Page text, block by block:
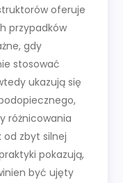
oferuje
przypadków
gdy
stosować
ukazują się
różnicowania
od zbyt silnej
pokazują,
być ujęty